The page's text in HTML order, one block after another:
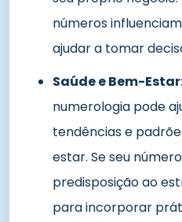
números
ajudar a tomar
Saúde e Bem-
numerologia pode
tendências e
estar. Se seu
predisposição ao
para incorporar